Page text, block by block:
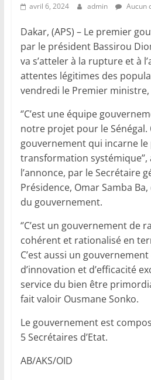
avril 6, 2024 admin Aucun
Dakar, (APS) – Le premier
par le président Bassirou
va s’atteler à la rupture et à
attentes légitimes des
vendredi le Premier ministre,
‘’C’est une équipe
notre projet pour le Sénégal.
gouvernement qui incarne le
transformation
l’annonce, par le Secrétaire
Présidence, Omar Samba
du gouvernement.
‘’C’est un gouvernement de
cohérent et rationalisé en
C’est aussi un
d’innovation et d’efficacité
service du bien être
fait valoir Ousmane Sonko.
Le gouvernement est
5 Secrétaires d’Etat.
AB/AKS/OID